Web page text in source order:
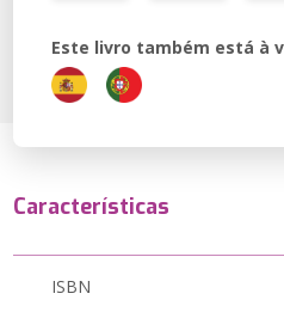
Este livro também está à
Características
ISBN